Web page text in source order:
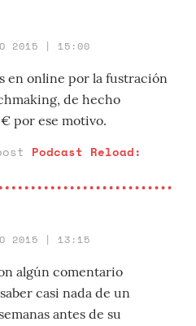
2015 | 15:00
en online por la fustración
de hecho
por ese motivo.
Podcast Reload:
2015 | 13:15
algún comentario
casi nada de un
antes de su